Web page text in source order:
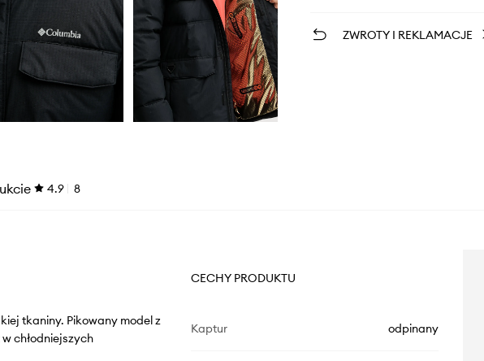
ZWROTY I REKLAMACJE
4.9 8
tkaniny. Pikowany model z
chłodniejszych
CECHY PRODUKTU
Kaptur odpinany